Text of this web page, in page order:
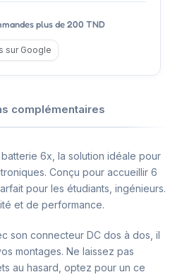
plus de 200 TND
sur Google
complémentaires
6x, la solution idéale pour
Conçu pour accueillir 6
pour les étudiants, ingénieurs.
et de performance.
son connecteur DC dos à dos, il
montages. Ne laissez pas
au hasard, optez pour un ce